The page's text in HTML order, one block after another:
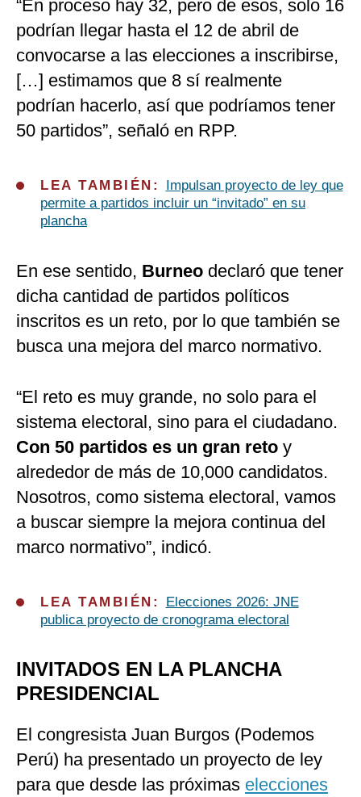
“En proceso hay 32, pero de esos, solo 16
podrían llegar hasta el 12 de abril de
convocarse a las elecciones a inscribirse,
[…] estimamos que 8 sí realmente
podrían hacerlo, así que podríamos tener
50 partidos”, señaló en RPP.
LEA TAMBIÉN:
Impulsan proyecto de ley que
permite a partidos incluir un “invitado” en su
plancha
En ese sentido, Burneo declaró que tener
dicha cantidad de partidos políticos
inscritos es un reto, por lo que también se
busca una mejora del marco normativo.
“El reto es muy grande, no solo para el
sistema electoral, sino para el ciudadano.
Con 50 partidos es un gran reto y
alrededor de más de 10,000 candidatos.
Nosotros, como sistema electoral, vamos
a buscar siempre la mejora continua del
marco normativo”, indicó.
LEA TAMBIÉN:
Elecciones 2026: JNE
publica proyecto de cronograma electoral
INVITADOS EN LA PLANCHA
PRESIDENCIAL
El congresista Juan Burgos (Podemos
Perú) ha presentado un proyecto de ley
para que desde las próximas elecciones